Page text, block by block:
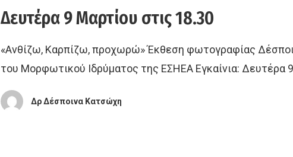
Δευτέρα 9 Μαρτίου στις 18.30
«Ανθίζω, Καρπίζω, προχωρώ» Έκθεση φωτογραφίας
του Μορφωτικού Ιδρύματος της ΕΣΗΕΑ Εγκαίνια: Δευτέρα
Δρ Δέσποινα Κατσώχη